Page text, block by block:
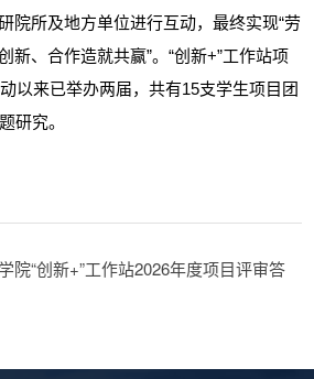
院所及地方单位进行互动，最终实现“劳
新、合作造就共赢”。“创新+”工作站项
以来已举办两届，共有15支学生项目团
研究。
院“创新+”工作站2026年度项目评审答